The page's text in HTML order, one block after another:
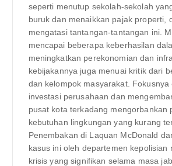
seperti menutup sekolah-sekolah
buruk dan menaikkan pajak properti,
mengatasi tantangan-tantangan ini.
mencapai beberapa keberhasilan
meningkatkan perekonomian dan
kebijakannya juga menuai kritik dari
dan kelompok masyarakat.
investasi perusahaan dan
pusat kota terkadang mengorbankan
kebutuhan lingkungan yang kurang
Penembakan di Laquan McDonald
kasus ini oleh departemen kepolisian
krisis yang signifikan selama masa